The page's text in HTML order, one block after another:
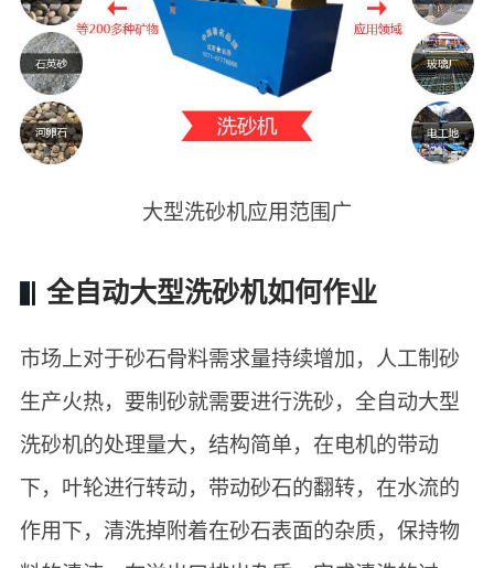
大型洗砂机应用范围广
全自动大型洗砂机如何作业
市场上对于砂石骨料需求量持续增加，人工制砂
生产火热，要制砂就需要进行洗砂，全自动大型
洗砂机的处理量大，结构简单，在电机的带动
下，叶轮进行转动，带动砂石的翻转，在水流的
作用下，清洗掉附着在砂石表面的杂质，保持物